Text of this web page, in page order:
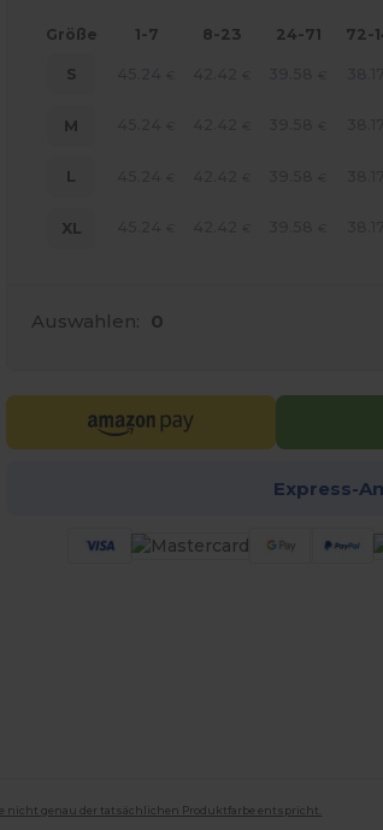
Größe 1-7 8-23 24-71 72-
S
M
L
XL
Auswahlen: 0
Express-
nicht genau der tatsächlichen Produktfarbe entspricht.